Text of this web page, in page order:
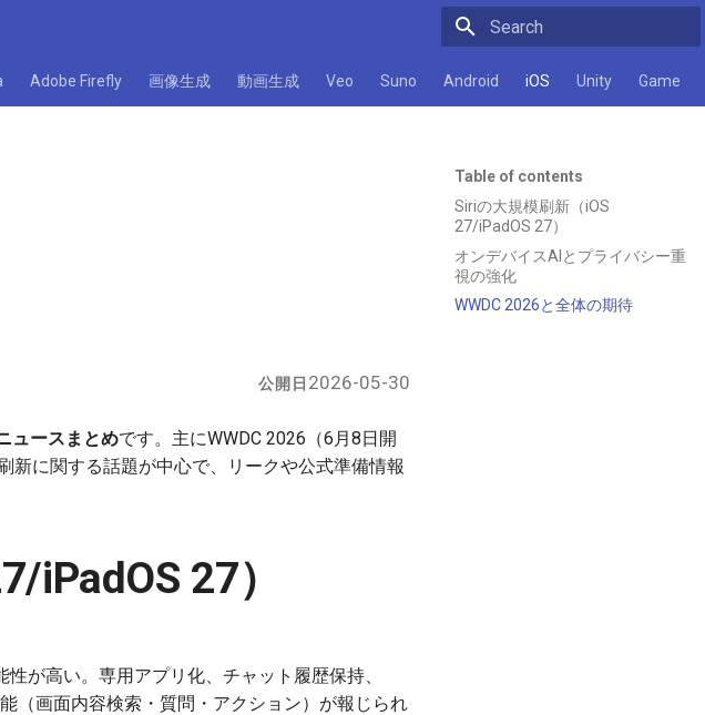
Adobe Firefly 画像生成 動画生成 Veo Suno Android iOS Unity Game
Table of contents
Siriの大規模刷新（iOS
27/iPadOS 27）
オンデバイスAIとプライバシー重
視の強化
WWDC 2026と全体の期待
公開日 2026-05-30
ュースまとめです。主にWWDC 2026（6月8日開
新に関する話題が中心で、リークや公式準備情報
iPadOS 27）
が高い。専用アプリ化、チャット履歴保持、
（画面内容検索・質問・アクション）が報じられ